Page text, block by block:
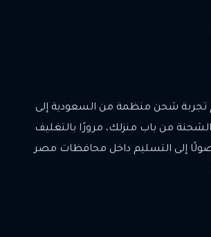
تجربة شحن منظمة من السعودية إلى
من باب منزلك، مرورًا بالتغليف
وصولًا إلى التسليم داخل محافظات مصر